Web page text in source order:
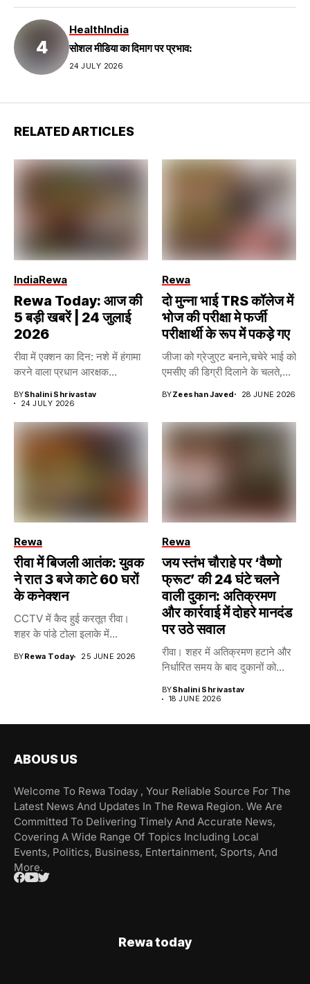
HealthIndia
सोशल मीडिया का दिमाग पर प्रभाव:
24 JULY 2026
RELATED ARTICLES
IndiaRewa
Rewa Today: आज की
5 बड़ी खबरें | 24 जुलाई
2026
रीवा में एक्शन का दिन: नशे में हंगामा
करने वाला प्रधान आरक्षक...
BYShalini Shrivastav
24 JULY 2026
Rewa
दो मुन्ना भाई TRS कॉलेज में
भोज की परीक्षा मे फर्जी
परीक्षार्थी के रूप में पकड़े गए
जीजा को ग्रेजुएट बनाने,चचेरे भाई को
एमसीए की डिग्री दिलाने के चलते,...
BYZeeshan Javed 28 JUNE 2026
Rewa
रीवा में बिजली आतंक: युवक
ने रात 3 बजे काटे 60 घरों
के कनेक्शन
CCTV में कैद हुई करतूत रीवा।
शहर के पांडे टोला इलाके में...
BYRewa Today 25 JUNE 2026
Rewa
जय स्तंभ चौराहे पर ‘वैष्णो
फ्रूट’ की 24 घंटे चलने
वाली दुकान: अतिक्रमण
और कार्रवाई में दोहरे मानदंड
पर उठे सवाल
रीवा। शहर में अतिक्रमण हटाने और
निर्धारित समय के बाद दुकानों को...
BYShalini Shrivastav
18 JUNE 2026
ABOUS US
Welcome To Rewa Today , Your Reliable Source For The
Latest News And Updates In The Rewa Region. We Are
Committed To Delivering Timely And Accurate News,
Covering A Wide Range Of Topics Including Local
Events, Politics, Business, Entertainment, Sports, And
More.
Rewa today